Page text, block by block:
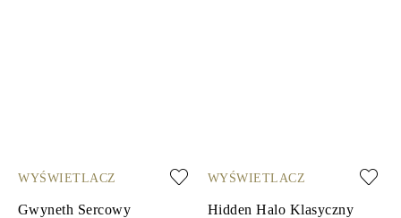
WYŚWIETLACZ
Gwyneth Sercowy
WYŚWIETLACZ
Hidden Halo Klasyczny